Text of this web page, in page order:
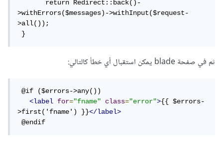
       return Redirect::back()-
>withErrors($messages)->withInput($request-
>all());
}
ثم في صفحة blade يمكن استقبال أي خطأ كالتالي:
@if ($errors->any())
<label
for="fname" class="error">{{ $errors-
>first('fname') }}</label>
@endif